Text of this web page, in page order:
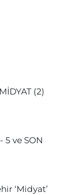
(2)
Doktor Nihat ÖZKAN- 5 ve SON
‘Midyat’